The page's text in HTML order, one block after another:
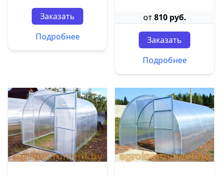
Заказать
Подробнее
от810 руб.
Заказать
Подробнее